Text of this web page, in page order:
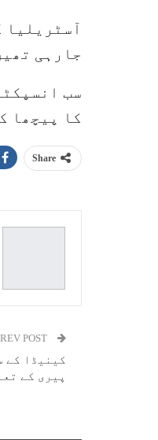
آسٹریلیا
جارہی
سب
کا پیچھا
Share
کینیڈا کے
پیری کے